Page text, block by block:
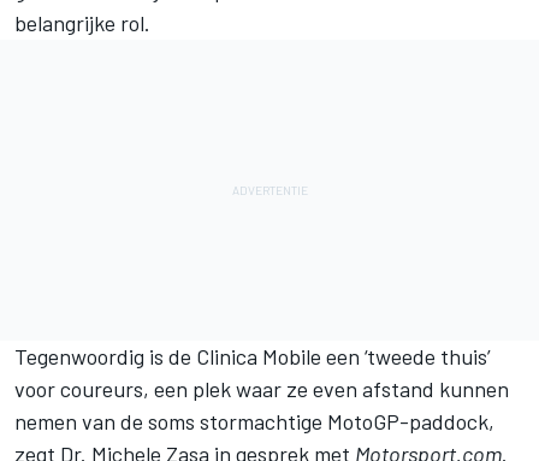
belangrijke rol.
Tegenwoordig is de Clinica Mobile een ‘tweede thuis’
voor coureurs, een plek waar ze even afstand kunnen
nemen van de soms stormachtige MotoGP-paddock,
zegt Dr. Michele Zasa in gesprek met Motorsport.com.